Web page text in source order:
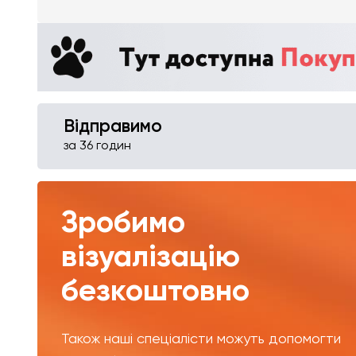
Відправимо
за 36 годин
Зробимо
візуалізацію
безкоштовно
Також наші спеціалісти можуть допомогти